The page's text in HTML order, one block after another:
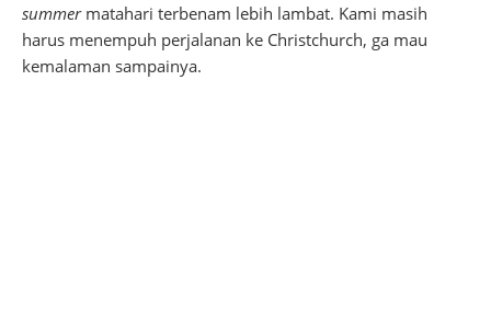
summermatahari terbenam lebih lambat. Kami masih
harus menempuh perjalanan ke Christchurch, ga mau
kemalaman sampainya.